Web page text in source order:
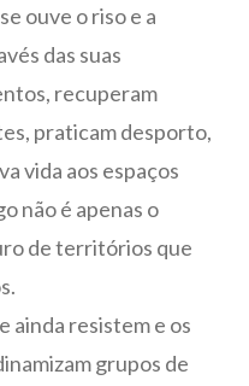
ouve o riso e a
das suas
recuperam
praticam desporto,
vida aos espaços
não é apenas o
de territórios que
ainda resistem e os
grupos de